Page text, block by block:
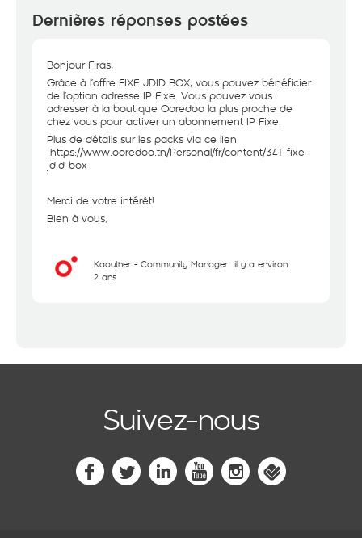
Dernières réponses postées
Bonjour Firas,
Grâce à l’offre FIXE JDID BOX, vous pouvez bénéficier
de l’option adresse IP Fixe. Vous pouvez vous
adresser à la boutique Ooredoo la plus proche de
chez vous pour activer un abonnement IP Fixe.
Plus de détails sur les packs via ce lien
https://www.ooredoo.tn/Personal/fr/content/341-fixe-
jdid-box
Merci de votre intérêt!
Bien à vous,
Kaouther - Community Manager il y a environ
2 ans
Suivez-nous